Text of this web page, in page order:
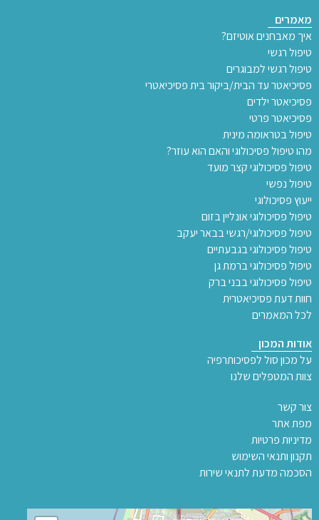
מאמרים
איך מאבחנים אוטיזם?
טיפול רגשי
טיפול רגשי למבוגרים
פסיכיאטר עד הבית/ביקור בית פסיכיאטרי
פסיכיאטר ילדים
פסיכיאטר פרטי
טיפול בטראומה מינית
מהו טיפול פסיכולוגי והאם הוא עוזר?
טיפול פסיכולוגי קצר מועד
טיפול נפשי
ייעוץ פסיכולוגי
טיפול פסיכולוגי אונליין בזום
טיפול פסיכולוגי/רגשי בבאר יעקב
טיפול פסיכולוגי בגבעתיים
טיפול פסיכולוגי ברמת גן
טיפול פסיכולוגי בבני ברק
חוות דעת פסיכיאטרית
לכל המאמרים
אודות המכון
על מכון סול לפסיכותרפיה
צוות המטפלים שלנו
צור קשר
מפת אתר
מדיניות פרטיות
תקנון ותנאי השימוש
הסכמה מדעת לתנאי שירות